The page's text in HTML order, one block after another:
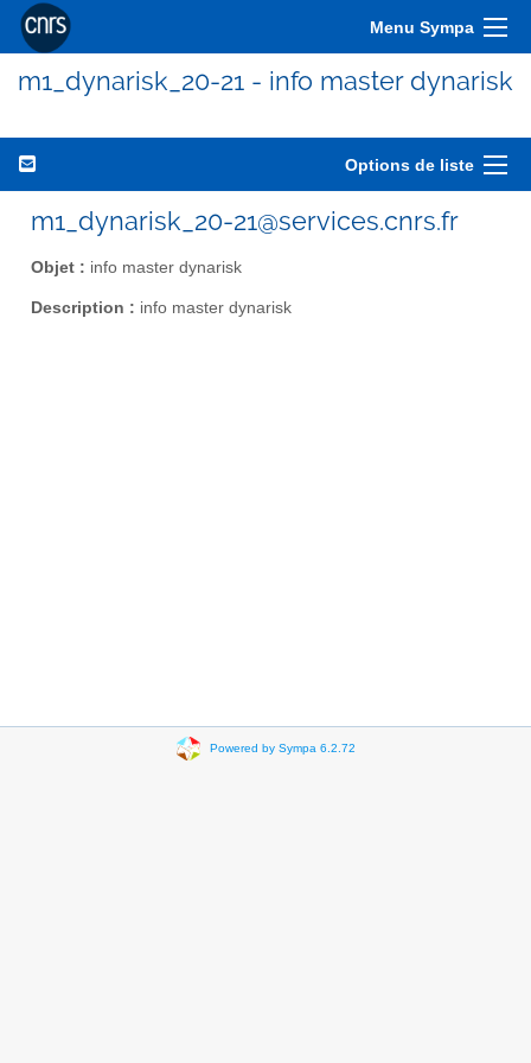
Menu Sympa
m1_dynarisk_20-21 - info master dynarisk
Options de liste
m1_dynarisk_20-21@services.cnrs.fr
Objet : info master dynarisk
Description : info master dynarisk
Powered by Sympa 6.2.72